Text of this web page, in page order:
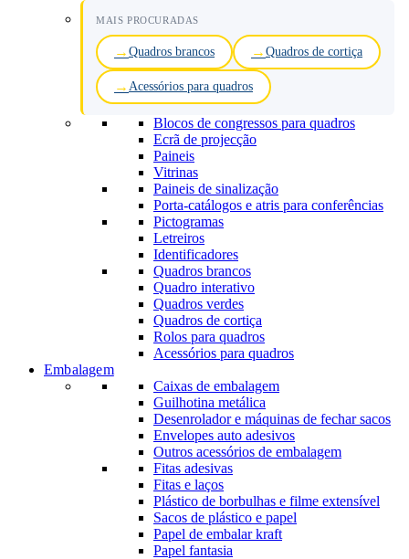
MAIS PROCURADAS
Quadros brancos Quadros de cortiça
Acessórios para quadros
Blocos de congressos para quadros
Ecrã de projecção
Paineis
Vitrinas
Paineis de sinalização
Porta-catálogos e atris para conferências
Pictogramas
Letreiros
Identificadores
Quadros brancos
Quadro interativo
Quadros verdes
Quadros de cortiça
Rolos para quadros
Acessórios para quadros
Embalagem
Caixas de embalagem
Guilhotina metálica
Desenrolador e máquinas de fechar sacos
Envelopes auto adesivos
Outros acessórios de embalagem
Fitas adesivas
Fitas e laços
Plástico de borbulhas e filme extensível
Sacos de plástico e papel
Papel de embalar kraft
Papel fantasia